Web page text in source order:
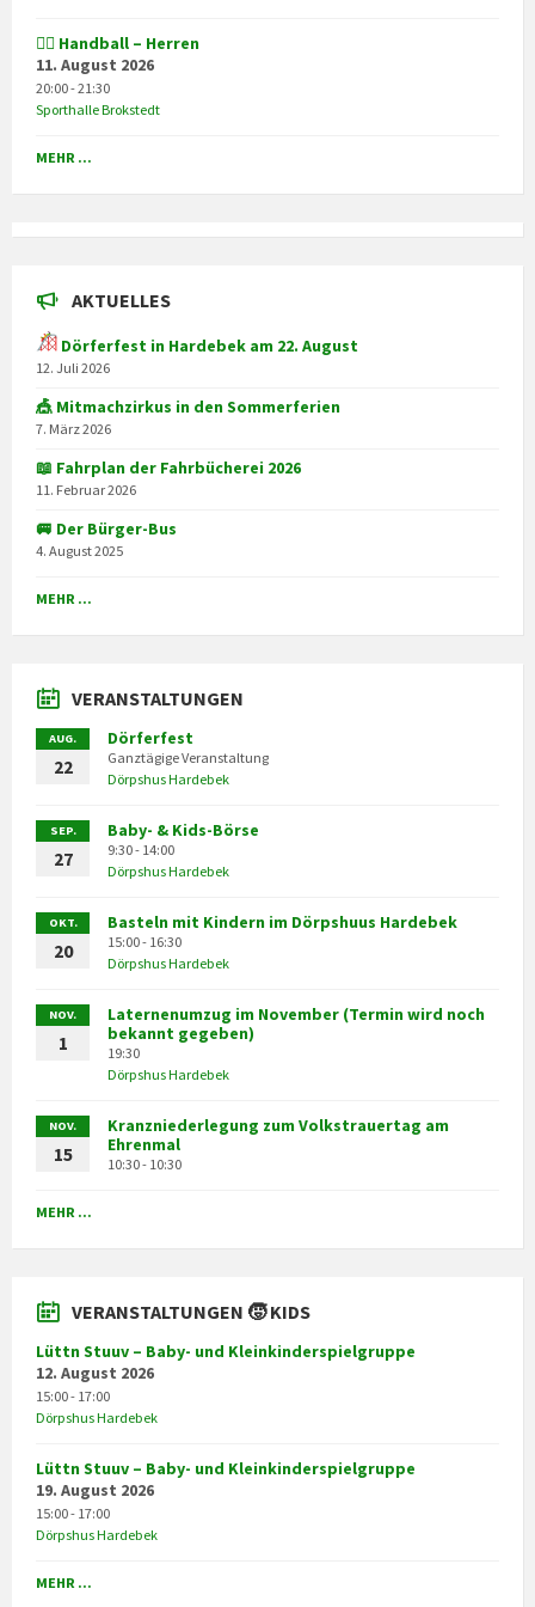
🤾‍♂️ Handball – Herren
11. August 2026
20:00 - 21:30
Sporthalle Brokstedt
MEHR ...
AKTUELLES
Dörferfest in Hardebek am 22. August
12. Juli 2026
🎪 Mitmachzirkus in den Sommerferien
7. März 2026
📖 Fahrplan der Fahrbücherei 2026
11. Februar 2026
🚐 Der Bürger-Bus
4. August 2025
MEHR ...
VERANSTALTUNGEN
AUG.
22
Dörferfest
Ganztägige Veranstaltung
Dörpshus Hardebek
SEP.
27
Baby- & Kids-Börse
9:30 - 14:00
Dörpshus Hardebek
OKT.
20
Basteln mit Kindern im Dörpshuus Hardebek
15:00 - 16:30
Dörpshus Hardebek
NOV.
1
Laternenumzug im November (Termin wird noch
bekannt gegeben)
19:30
Dörpshus Hardebek
NOV.
15
Kranzniederlegung zum Volkstrauertag am
Ehrenmal
10:30 - 10:30
MEHR ...
VERANSTALTUNGEN 🧒 KIDS
Lüttn Stuuv – Baby- und Kleinkinderspielgruppe
12. August 2026
15:00 - 17:00
Dörpshus Hardebek
Lüttn Stuuv – Baby- und Kleinkinderspielgruppe
19. August 2026
15:00 - 17:00
Dörpshus Hardebek
MEHR ...